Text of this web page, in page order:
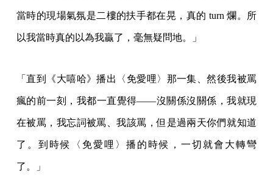
當時的現場氣氛是二樓的扶手都在晃，真的 turn 爛。所
以我當時真的以為我贏了，毫無疑問地。」
「直到《大嘻哈》播出〈免愛哩〉那一集、然後我被罵
瘋的前一刻，我都一直覺得——沒關係沒關係，我就現
在被罵，我忘詞被罵、我該罵，但是過兩天你們就知道
了。到時候〈免愛哩〉播的時候，一切就會大轉彎
了。」